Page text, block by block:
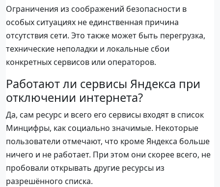
Ограничения из соображений безопасности в
особых ситуациях не единственная причина
отсутствия сети. Это также может быть перегрузка,
технические неполадки и локальные сбои
конкретных сервисов или операторов.
Работают ли сервисы Яндекса при
отключении интернета?
Да, сам ресурс и всего его сервисы входят в список
Минцифры, как социально значимые. Некоторые
пользователи отмечают, что кроме Яндекса больше
ничего и не работает. При этом они скорее всего, не
пробовали открывать другие ресурсы из
разрешённого списка.